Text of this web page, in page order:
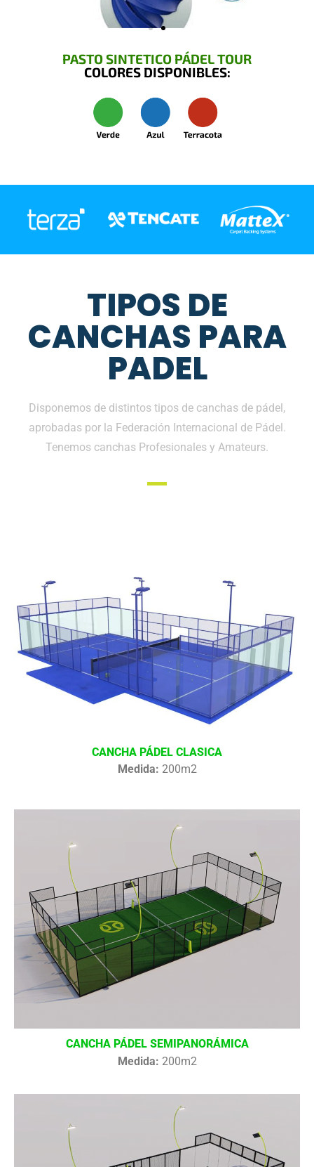
PASTO SINTETICO PÁDEL TOUR
COLORES DISPONIBLES:
TIPOS DE
CANCHAS PARA
PADEL
Disponemos de distintos tipos de canchas de pádel,
aprobadas por la Federación Internacional de Pádel.
Tenemos canchas Profesionales y Amateurs.
CANCHA PÁDEL CLASICA
Medida: 200m2
CANCHA PÁDEL SEMIPANORÁMICA
Medida: 200m2